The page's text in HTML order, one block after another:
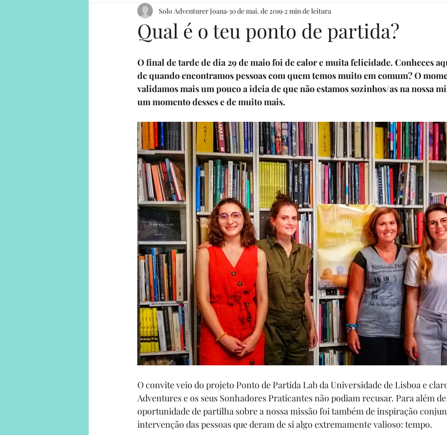
Gratidão Social Crónicas autorrealização autoconhecimento
Solo Adventures Explica Parcerias Programa Sonhadores Praticantes
Qual é o teu ponto de partida?
Solo Adventurer Joana 30 de mai. de 2019 2 min de leitura
O final de tarde de dia 29 de maio foi de calor e muita felicidade. Conheces
de quando encontramos pessoas com quem temos muito em comum? O
validamos mais um pouco a ideia de que não estamos sozinhos/as na nossa
um momento desses e de muito mais.
O convite veio do projeto Ponto de Partida Lab da Universidade de Lisboa e
Adventures e os seus Sonhadores Praticantes não podiam recusar. Para além
oportunidade de partilha sobre a nossa missão foi também de inspiração
intervenção das pessoas que deram de si algo extremamente valioso: tempo.